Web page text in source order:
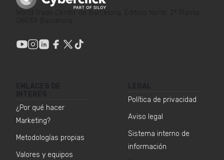
¿Por qué hacer
Marketing?
Metodologías propias
Valores y equipos
Política de privacidad
Aviso legal
Sistema interno de
información